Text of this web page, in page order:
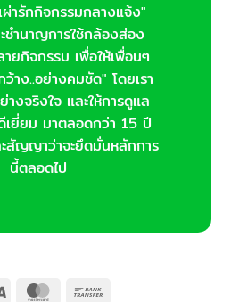
ผ่ารักกิจกรรมกลางแจ้ง"
ชำนาญการใช้กล้องส่อง
ายกิจกรรม เพื่อให้เพื่อนๆ
าง..อย่างคมชัด" โดยเรา
างจริงใจ และให้การดูแล
เยี่ยม มาตลอดกว่า 15 ปี
สัญญาว่าจะยึดมั่นหลักการ
นี้ตลอดไป
Visa MasterCard